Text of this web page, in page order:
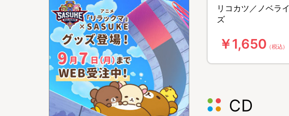
リコカツ／ノベライ
ズ
￥1,650 （税込）
CD